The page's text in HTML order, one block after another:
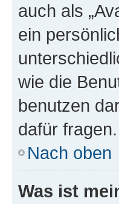
auch als
ein
wie die
benutzen
dafür fragen.
Nach oben
Was ist